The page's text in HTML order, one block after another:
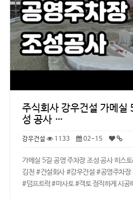
주식회사 강우건설 가메실
성 공사 …
강우건설 1133 02-15
가메실 5길 공영 주차장 조성 공사 히스
김천 #건설회사 #강우건설 #공영주차
#덤프트럭 #마사토 #객토 정직하게 시